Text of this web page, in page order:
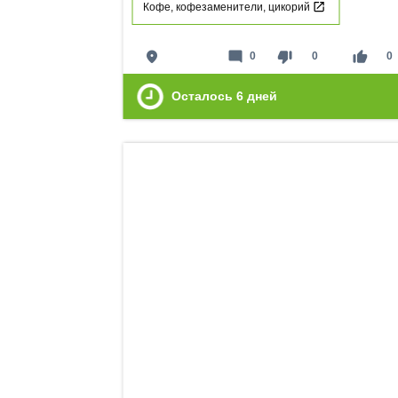
Кофе, кофезаменители, цикорий
place thumb_down 0 thumb_up 0
mode_comment 0
Осталось 6 дней